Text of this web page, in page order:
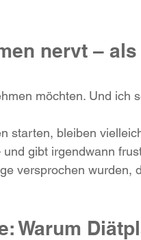
nervt – als
möchten. Und ich
starten, bleiben
gibt irgendwann
versprochen wurden,
Warum